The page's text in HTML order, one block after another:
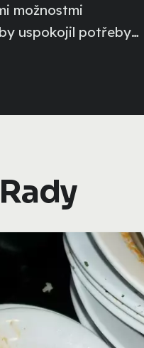
možnostmi
uspokojil potřeby